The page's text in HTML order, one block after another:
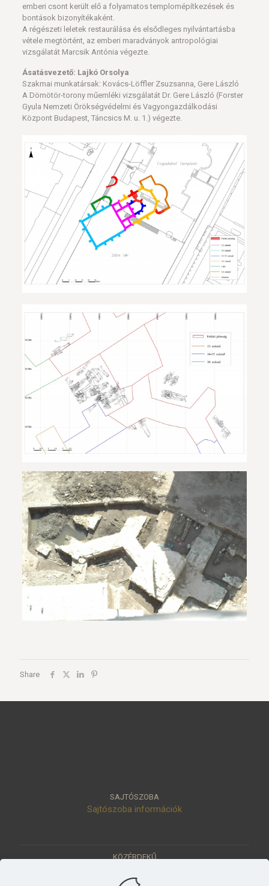
emberi csont került elő a folyamatos templomépítkezések és
bontások bizonyítékaként.
A régészeti leletek restaurálása és elsődleges nyilvántartásba
vétele megtörtént, az emberi maradványok antropológiai
vizsgálatát Marcsik Antónia végezte.
Ásatásvezető: Lajkó Orsolya
Szakmai munkatársak: Kovács-Löffler Zsuzsanna, Gere László
A Dömötör-torony műemléki vizsgálatát Dr. Gere László (Forster
Gyula Nemzeti Örökségvédelmi és Vagyongazdálkodási
Központ Budapest, Táncsics M. u. 1.) végezte.
Share
SAJTÓSZOBA
Sajtószoba információk
KÖZÉRDEKŰ